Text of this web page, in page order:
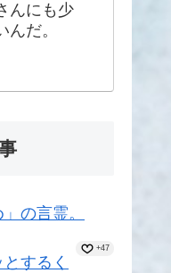
んにも少
だ。
の言霊。
+47
するく